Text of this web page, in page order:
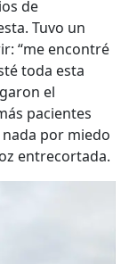
de
Tuvo un
“me encontré
toda esta
el
pacientes
por miedo
entrecortada.